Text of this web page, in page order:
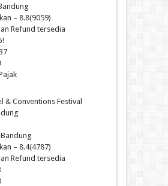
– 8.8(9059)
Refund tersedia
& Conventions Festival
– 8.4(4787)
Refund tersedia